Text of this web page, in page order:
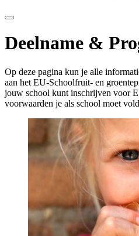
Deelname &
Op deze pagina kun je alle
aan het EU-Schoolfruit- en
jouw school kunt inschrijven voor
voorwaarden je als school moet